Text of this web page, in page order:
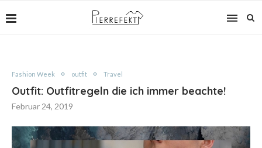
Fashion Week outfit Travel
Outfit: Outfitregeln die ich immer beachte!
Februar 24, 2019